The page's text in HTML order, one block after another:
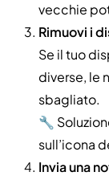
vecchie
Rimuovi i
Se il tuo
diverse, le
sbagliato.
🔧
sull’icona
Invia una